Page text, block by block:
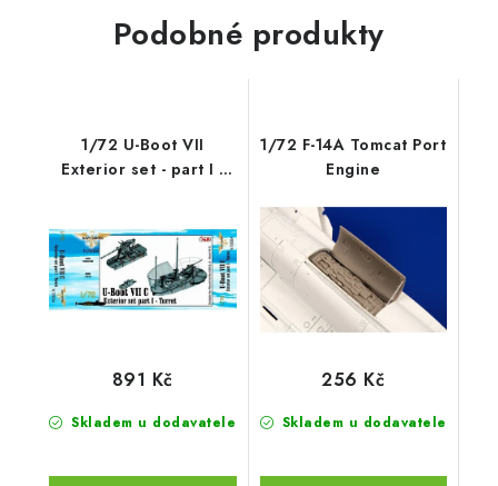
Podobné produkty
1/72 U-Boot VII
Exterior set - part I -
Skladem u dodavatele
891 Kč
1/72 F-14A Tomcat Port
Engine
Skladem u dodavatele
256 Kč